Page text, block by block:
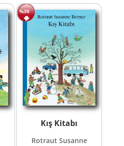
Kış Kitabı
Rotraut Susanne
%30